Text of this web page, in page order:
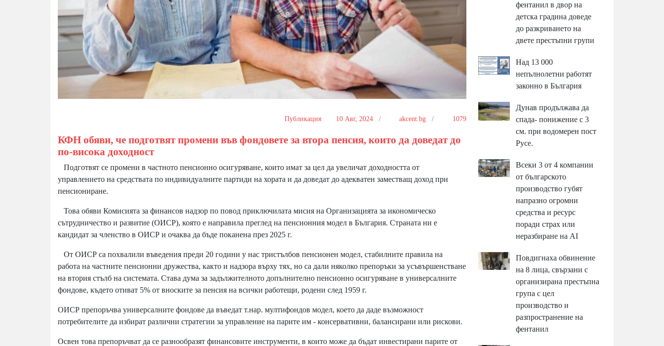
Публикация 10 Авг, 2024 / akcent.bg / 1079
КФН обяви, че подготвят промени във фондовете за втора пенсия, които да доведат до
по-висока доходност
Подготвят се промени в частното пенсионно осигуряване, които имат за цел да увеличат доходността от
управлението на средствата по индивидуалните партиди на хората и да доведат до адекватен заместващ доход при
пенсиониране.
Това обяви Комисията за финансов надзор по повод приключилата мисия на Организацията за икономическо
сътрудничество и развитие (ОИСР), която е направила преглед на пенсионния модел в България. Страната ни е
кандидат за членство в ОИСР и очаква да бъде поканена през 2025 г.
От ОИСР са похвалили въведения преди 20 години у нас тристълбов пенсионен модел, стабилните правила на
работа на частните пенсионни дружества, както и надзора върху тях, но са дали няколко препоръки за усъвършенстване
на втория стълб на системата. Става дума за задължителното допълнително пенсионно осигуряване в универсалните
фондове, където отиват 5% от вноските за пенсия на всички работещи, родени след 1959 г.
ОИСР препоръчва универсалните фондове да въведат т.нар. мултифондов модел, което да даде възможност
потребителите да избират различни стратегии за управление на парите им - консервативни, балансирани или рискови.
Освен това препоръчват да се разнообразят финансовите инструменти, в които може да бъдат инвестирани парите от
фентанил в двор на
детска градина доведе
до разкриването на
двете престъпни групи
Над 13 000
непълнолетни работят
законно в България
Дунав продължава да
спада- понижение с 3
см. при водомерен пост
Русе.
Всеки 3 от 4 компании
от българското
производство губят
напразно огромни
средства и ресурс
поради страх или
неразбиране на AI
Повдигнаха обвинение
на 8 лица, свързани с
организирана престъпна
група с цел
производство и
разпространение на
фентанил